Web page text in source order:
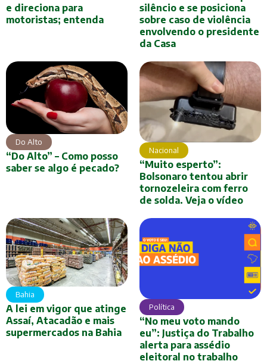
e direciona para
motoristas; entenda
silêncio e se posiciona
sobre caso de violência
envolvendo o presidente
da Casa
Do Alto
“Do Alto” – Como posso
saber se algo é pecado?
Nacional
“Muito esperto”:
Bolsonaro tentou abrir
tornozeleira com ferro
de solda. Veja o vídeo
Bahia
A lei em vigor que atinge
Assaí, Atacadão e mais
supermercados na Bahia
Política
“No meu voto mando
eu”: Justiça do Trabalho
alerta para assédio
eleitoral no trabalho